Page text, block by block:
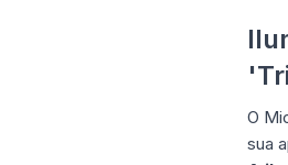
O
sua